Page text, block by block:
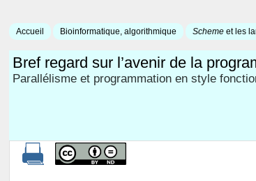
Accueil Bioinformatique, algorithmique Schemeet les
Bref regard sur l’avenir de la
Parallélisme et programmation en style